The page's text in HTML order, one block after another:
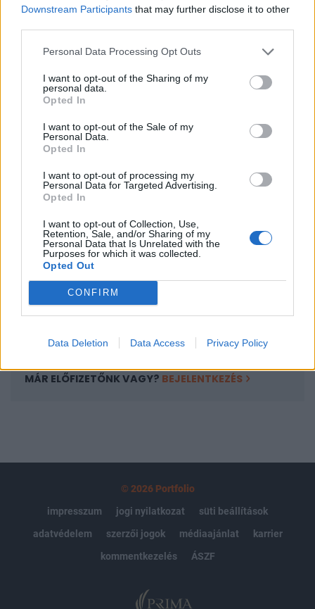
Downstream Participants that may further disclose it to other
Personal Data Processing Opt Outs
I want to opt-out of the Sharing of my
personal data.
Opted In
I want to opt-out of the Sale of my
Personal Data.
Opted In
I want to opt-out of processing my
Personal Data for Targeted Advertising.
Opted In
I want to opt-out of Collection, Use,
Retention, Sale, and/or Sharing of my
Personal Data that Is Unrelated with the
Purposes for which it was collected.
Opted Out
CONFIRM
Data Deletion Data Access Privacy Policy
Az elmúlt napokban gyakorlatilag mindenhonnan kivonult
megfelelő elrettentő erővel sikerül elkerülni, hogy a
fővárosnak is nekimenjenek a lázadók. A helyzet gyorsan
kritikussá vált: Aleppó és Hamá gyors elfoglalása után a
déli, északkeleti és keleti országrészben...
KEDVES OLVASÓNK!
A keresett cikk a portfolio.hu hírarchívumához
tartozik, melynek olvasása előfizetéses
Az előfizetés a következőket tartalmazza:
Portfolio.hu teljes cikkarchívum
Kötéslisták: BÉT elmúlt 2 év napon belüli
kötéslistái
MÁR ELŐFIZETŐNK VAGY? BEJELENTKEZÉS
© 2026 Portfolio
impresszum
jogi nyilatkozat
süti beállítások
adatvédelem
szerzői jogok médiaajánlat
karrier
kommentkezelés
ÁSZF